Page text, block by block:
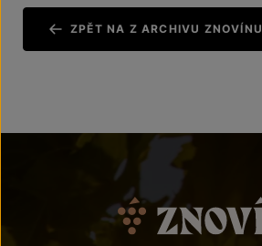
ZPĚT NA Z ARCHIVU ZNOVÍNU